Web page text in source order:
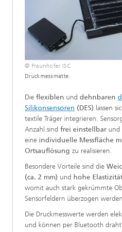
© Fraunhofer ISC
Druckmessmatte.
Die flexiblen und dehnbaren
Silikonsensoren (DES) lassen
textile Träger integrieren.
Anzahl sind frei einstellbar und
eine individuelle Messfläche
Ortsauflösung zu realisieren.
Besondere Vorteile sind die
(ca. 2 mm) und hohe
womit auch stark gekrümmte
Sensorfeldern überzogen
Die Druckmesswerte werden
und können per Bluetooth